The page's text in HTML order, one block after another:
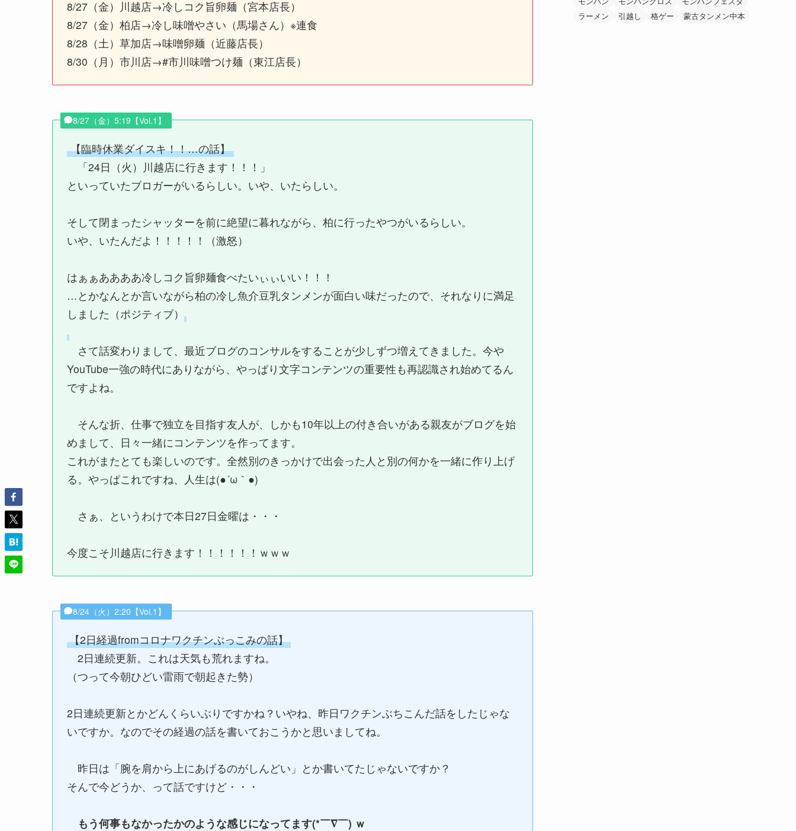
8/27（金）川越店→冷しコク旨卵麺（宮本店長）
8/27（金）柏店→冷し味噌やさい（馬場さん）※連食
8/28（土）草加店→味噌卵麺（近藤店長）
8/30（月）市川店→#市川味噌つけ麺（東江店長）
8/27（金）5:19【Vol.1】
【臨時休業ダイスキ！！…の話】
「24日（火）川越店に行きます！！！」
といっていたブロガーがいるらしい。いや、いたらしい。
そして閉まったシャッターを前に絶望に暮れながら、柏に行ったやつがいるらしい。
いや、いたんだよ！！！！！（激怒）
はぁぁああああ冷しコク旨卵麺食べたいぃぃいい！！！
…とかなんとか言いながら柏の冷し魚介豆乳タンメンが面白い味だったので、それなりに満足
しました（ポジティブ）
さて話変わりまして、最近ブログのコンサルをすることが少しずつ増えてきました。今や
YouTube一強の時代にありながら、やっぱり文字コンテンツの重要性も再認識され始めてるん
ですよね。
そんな折、仕事で独立を目指す友人が、しかも10年以上の付き合いがある親友がブログを始
めまして、日々一緒にコンテンツを作ってます。
これがまたとても楽しいのです。全然別のきっかけで出会った人と別の何かを一緒に作り上げ
る。やっぱこれですね、人生は(●´ω｀●)
さぁ、というわけで本日27日金曜は・・・
今度こそ川越店に行きます！！！！！！ｗｗｗ
8/24（火）2:20【Vol.1】
【2日経過fromコロナワクチンぶっこみの話】
2日連続更新。これは天気も荒れますね。
（つって今朝ひどい雷雨で朝起きた勢）
2日連続更新とかどんくらいぶりですかね？いやね、昨日ワクチンぶちこんだ話をしたじゃな
いですか。なのでその経過の話を書いておこうかと思いましてね。
昨日は「腕を肩から上にあげるのがしんどい」とか書いてたじゃないですか？
そんで今どうか、って話ですけど・・・
もう何事もなかったかのような感じになってます(*￣∇￣) ｗ
ラーメン
引越し 格ゲー 蒙古タンメン中本